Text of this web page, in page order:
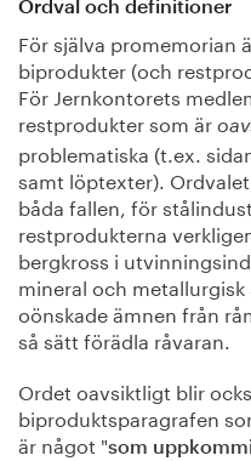
Ordval och definitioner
För själva promemorian
biprodukter (och
För Jernkontorets
restprodukter som är
problematiska (t.ex.
samt löptexter).
båda fallen, för
restprodukterna
bergkross i
mineral och
oönskade ämnen från
så sätt förädla råvaran.
Ordet oavsiktligt blir
biproduktsparagrafen
är något "som